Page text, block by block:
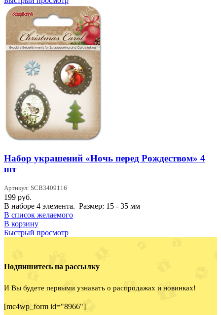
Набор украшений «Ночь перед Рождеством» 4
шт
Артикул: SCB3409116
199 руб.
В наборе 4 элемента. Размер: 15 - 35 мм
В список желаемого
В корзину
Быстрый просмотр
Подпишитесь на рассылку
И Вы будете первыми узнавать о распродажах и новинках!
[mc4wp_form id="8966"]